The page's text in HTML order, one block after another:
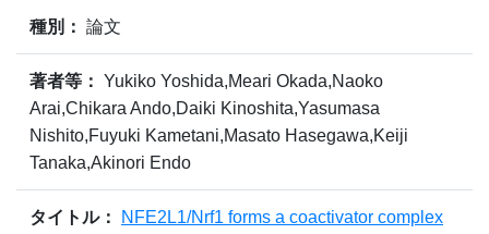
種別： 論文
著者等： Yukiko Yoshida,Meari Okada,Naoko
Arai,Chikara Ando,Daiki Kinoshita,Yasumasa
Nishito,Fuyuki Kametani,Masato Hasegawa,Keiji
Tanaka,Akinori Endo
タイトル：
NFE2L1/Nrf1 forms a coactivator complex